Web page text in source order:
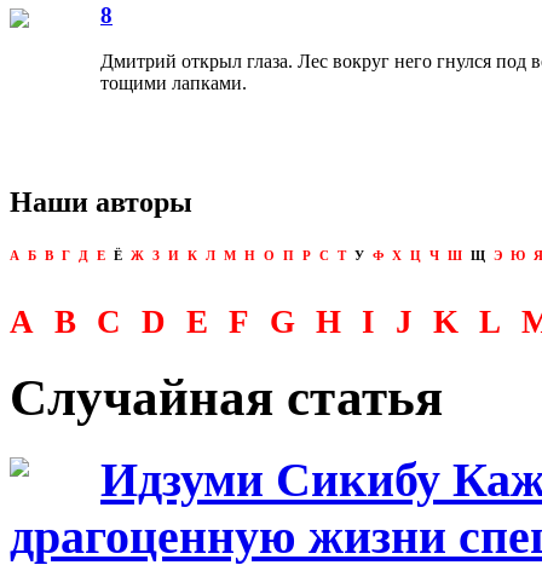
8
Дмитрий открыл глаза. Лес вокруг него гнулся
тощими лапками.
Наши авторы
А Б В Г Д Е Ё Ж З И К Л М Н О П Р С Т У Ф Х Ц Ч Ш Щ Э Ю Я
A B C D E F G H I J K L
Случайная статья
Идзуми Сикибу
драгоценную жизни